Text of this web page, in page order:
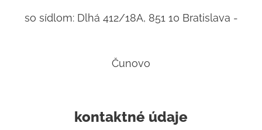
so sídlom: Dlhá 412/18A, 851 10 Bratislava -
Čunovo
kontaktné údaje